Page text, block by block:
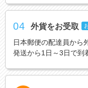
04 外貨をお受取
日本郵便の配達員から
発送から1日～3日で到